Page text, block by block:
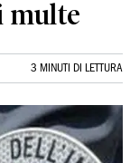
multe
3 MINUTI DI LETTURA